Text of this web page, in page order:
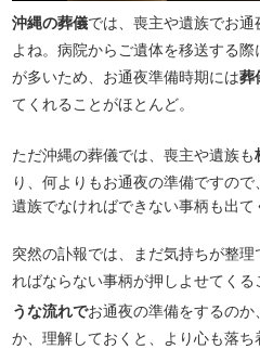
沖縄の葬儀では、喪主や遺族でお
よね。病院からご遺体を移送する
が多いため、お通夜準備時期には葬
てくれることがほとんど。
ただ沖縄の葬儀では、喪主や遺族も
り、何よりもお通夜の準備ですの
遺族でなければできない事柄も出て
突然の訃報では、まだ気持ちが整
ればならない事柄が押しよせてくる
うな流れでお通夜の準備をするの
か、理解しておくと、より心も落ち